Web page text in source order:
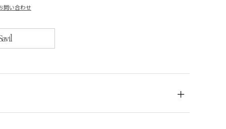
問い合わせ